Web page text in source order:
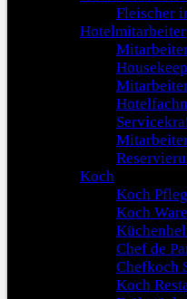
Fleischer
Hotelmitarbeiter
Koch
Koch
Koch
Chef de
Chefkoch
Koch